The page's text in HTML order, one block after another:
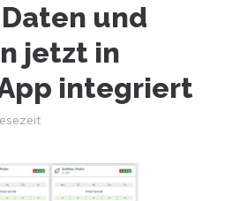
und
jetzt in
integriert